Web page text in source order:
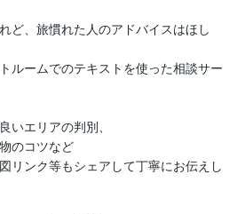
ど、旅慣れた人のアドバイスはほし
ルームでのテキストを使った相談サー
いエリアの判別、
のコツなど
リンク等もシェアして丁寧にお伝えし